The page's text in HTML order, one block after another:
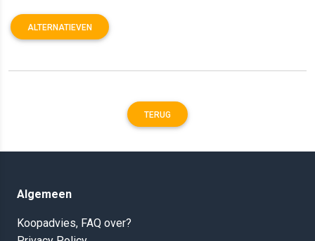
ALTERNATIEVEN
TERUG
Algemeen
Koopadvies, FAQ over?